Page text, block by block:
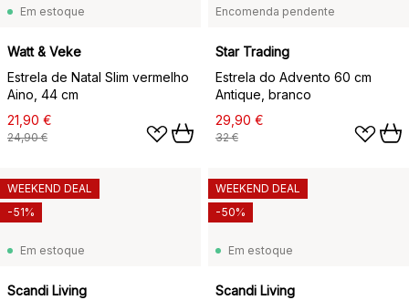
Em estoque
Watt & Veke
Estrela de Natal Slim vermelho
Aino, 44 cm
21,90 €
24,90 €
Encomenda pendente
Star Trading
Estrela do Advento 60 cm
Antique, branco
29,90 €
32 €
Em estoque
Scandi Living
WEEKEND DEAL
-51%
Em estoque
Scandi Living
WEEKEND DEAL
-50%